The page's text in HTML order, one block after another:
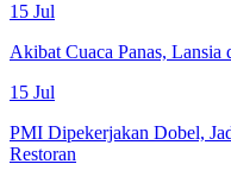
15 Jul
Akibat Cuaca Panas,
15 Jul
PMI Dipekerjakan Dobel,
Restoran